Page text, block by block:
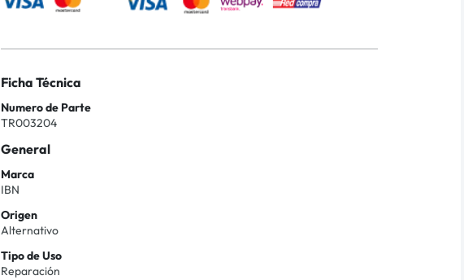
Ficha Técnica
Numero de Parte
TR003204
General
Marca
IBN
Origen
Alternativo
Tipo de Uso
Reparación